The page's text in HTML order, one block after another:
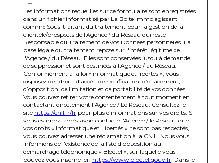
**
Les informations recueillies sur ce formulaire sont enregistrées
dans un fichier informatisé par La Boite Immo agissant
comme Sous-traitant du traitement pour la gestion de la
clientèle/prospects de l'Agence / du Réseau qui reste
Responsable du Traitement de vos Données personnelles. La
base légale du traitement repose sur l'intérêt légitime de
l'Agence / du Réseau. Elles sont conservées jusqu'à demande
de suppression et sont destinées à l'Agence / au Réseau.
Conformément à la loi « informatique et libertés », vous
disposez des droits d’accès, de rectification, d’effacement,
d’opposition, de limitation et de portabilité de vos données.
Vous pouvez retirer votre consentement à tout moment en
contactant directement l’Agence / Le Réseau. Consultez le
site https://cnil.fr/fr pour plus d’informations sur vos droits. Si
vous estimez, après avoir contacté l'Agence / le Réseau, que
vos droits « Informatique et Libertés » ne sont pas respectés,
vous pouvez adresser une réclamation à la CNIL. Nous vous
informons de l’existence de la liste d'opposition au
démarchage téléphonique « Bloctel », sur laquelle vous
pouvez vous inscrire ici : https://www.bloctel.gouv.fr. Dans le